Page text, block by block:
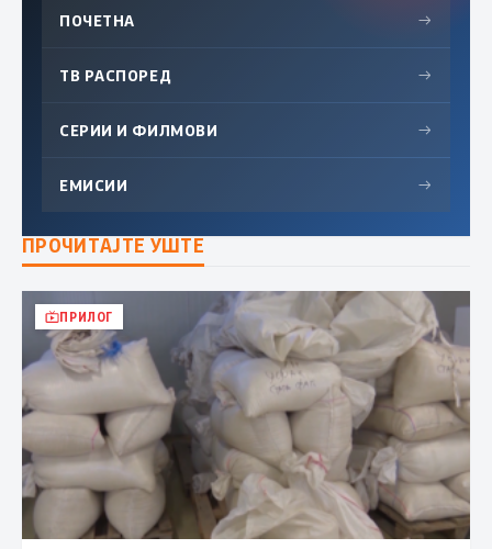
ПОЧЕТНА →
ТВ РАСПОРЕД →
СЕРИИ И ФИЛМОВИ →
ЕМИСИИ →
ПРОЧИТАЈТЕ УШТЕ
ПРИЛОГ